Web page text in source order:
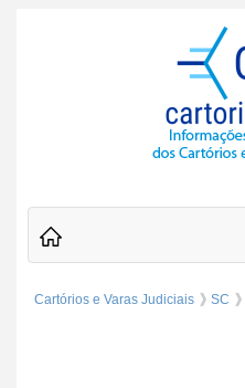
Cartórios e Varas Judiciais SC